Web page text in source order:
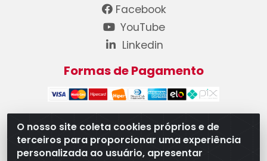
O nosso site coleta cookies próprios e de
terceiros para proporcionar uma experiência
personalizada ao usuário, apresentar
Facebook
YouTube
Linkedin
Formas de Pagamento
WB Componentes Automotivos LTDA - CNPJ
08.528.393/0001-12 - Rua do Níquel, 667 - Parque